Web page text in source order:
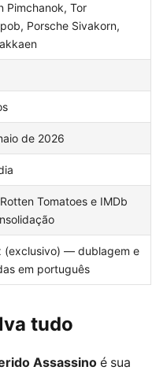
Pimchanok, Tor
Porsche Sivakorn,
de 2026
Tomatoes e IMDb
(exclusivo) — dublagem e
em português
tudo
Assassino é sua